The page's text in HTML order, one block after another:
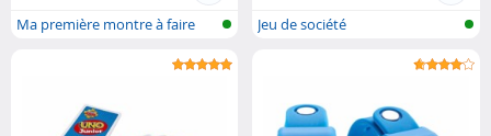
Ma première montre à faire
Jeu de société